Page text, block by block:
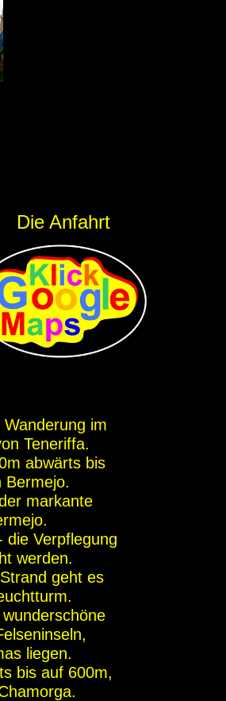
Die Anfahrt
im
Teneriffa.
abwärts bis
Bermejo.
markante
die Verpflegung
werden.
geht es
liegen.
bis auf 600m,